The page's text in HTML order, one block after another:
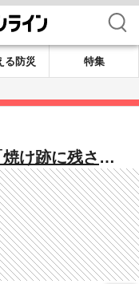
検索
る防災
特集
け跡に残され
」「人々の心
受け継がれる